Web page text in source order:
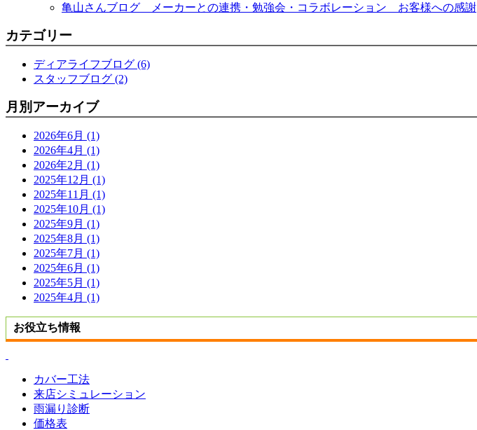
亀山さんブログ メーカーとの連携・勉強会・コラボレーション お客様への感謝
カテゴリー
ディアライフブログ (6)
スタッフブログ (2)
月別アーカイブ
2026年6月 (1)
2026年4月 (1)
2026年2月 (1)
2025年12月 (1)
2025年11月 (1)
2025年10月 (1)
2025年9月 (1)
2025年8月 (1)
2025年7月 (1)
2025年6月 (1)
2025年5月 (1)
2025年4月 (1)
お役立ち情報
カバー工法
来店シミュレーション
雨漏り診断
価格表